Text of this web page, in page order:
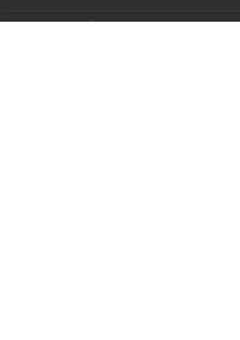
© 2014-2026 vip-vnovinky.ru –